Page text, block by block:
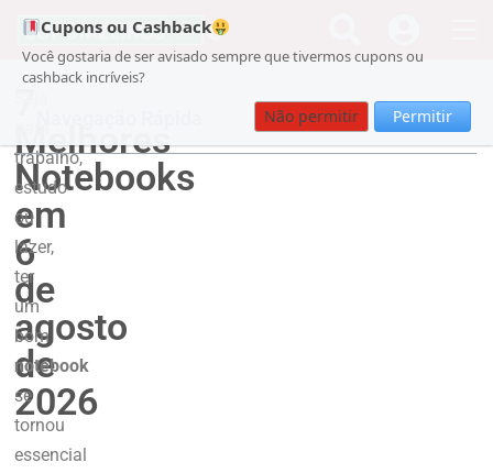
Cupons ou Cashback
Você gostaria de ser avisado sempre que tivermos cupons ou
cashback incríveis?
Não permitir Permitir
Melhores
Notebooks
em
6
de
agosto
de
2026
trabalho,
estudo
ou
lazer,
ter
um
bom
notebook
se
tornou
essencial